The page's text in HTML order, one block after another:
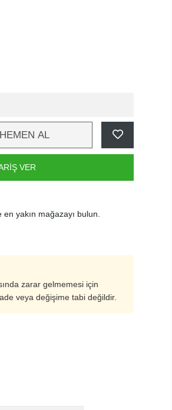
HEMEN AL
VER
yakın mağazayı bulun.
zarar gelmemesi için
veya değişime tabi değildir.